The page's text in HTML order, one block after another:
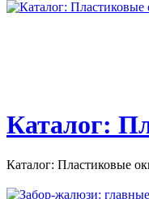
Каталог:
Каталог: Пластиковые